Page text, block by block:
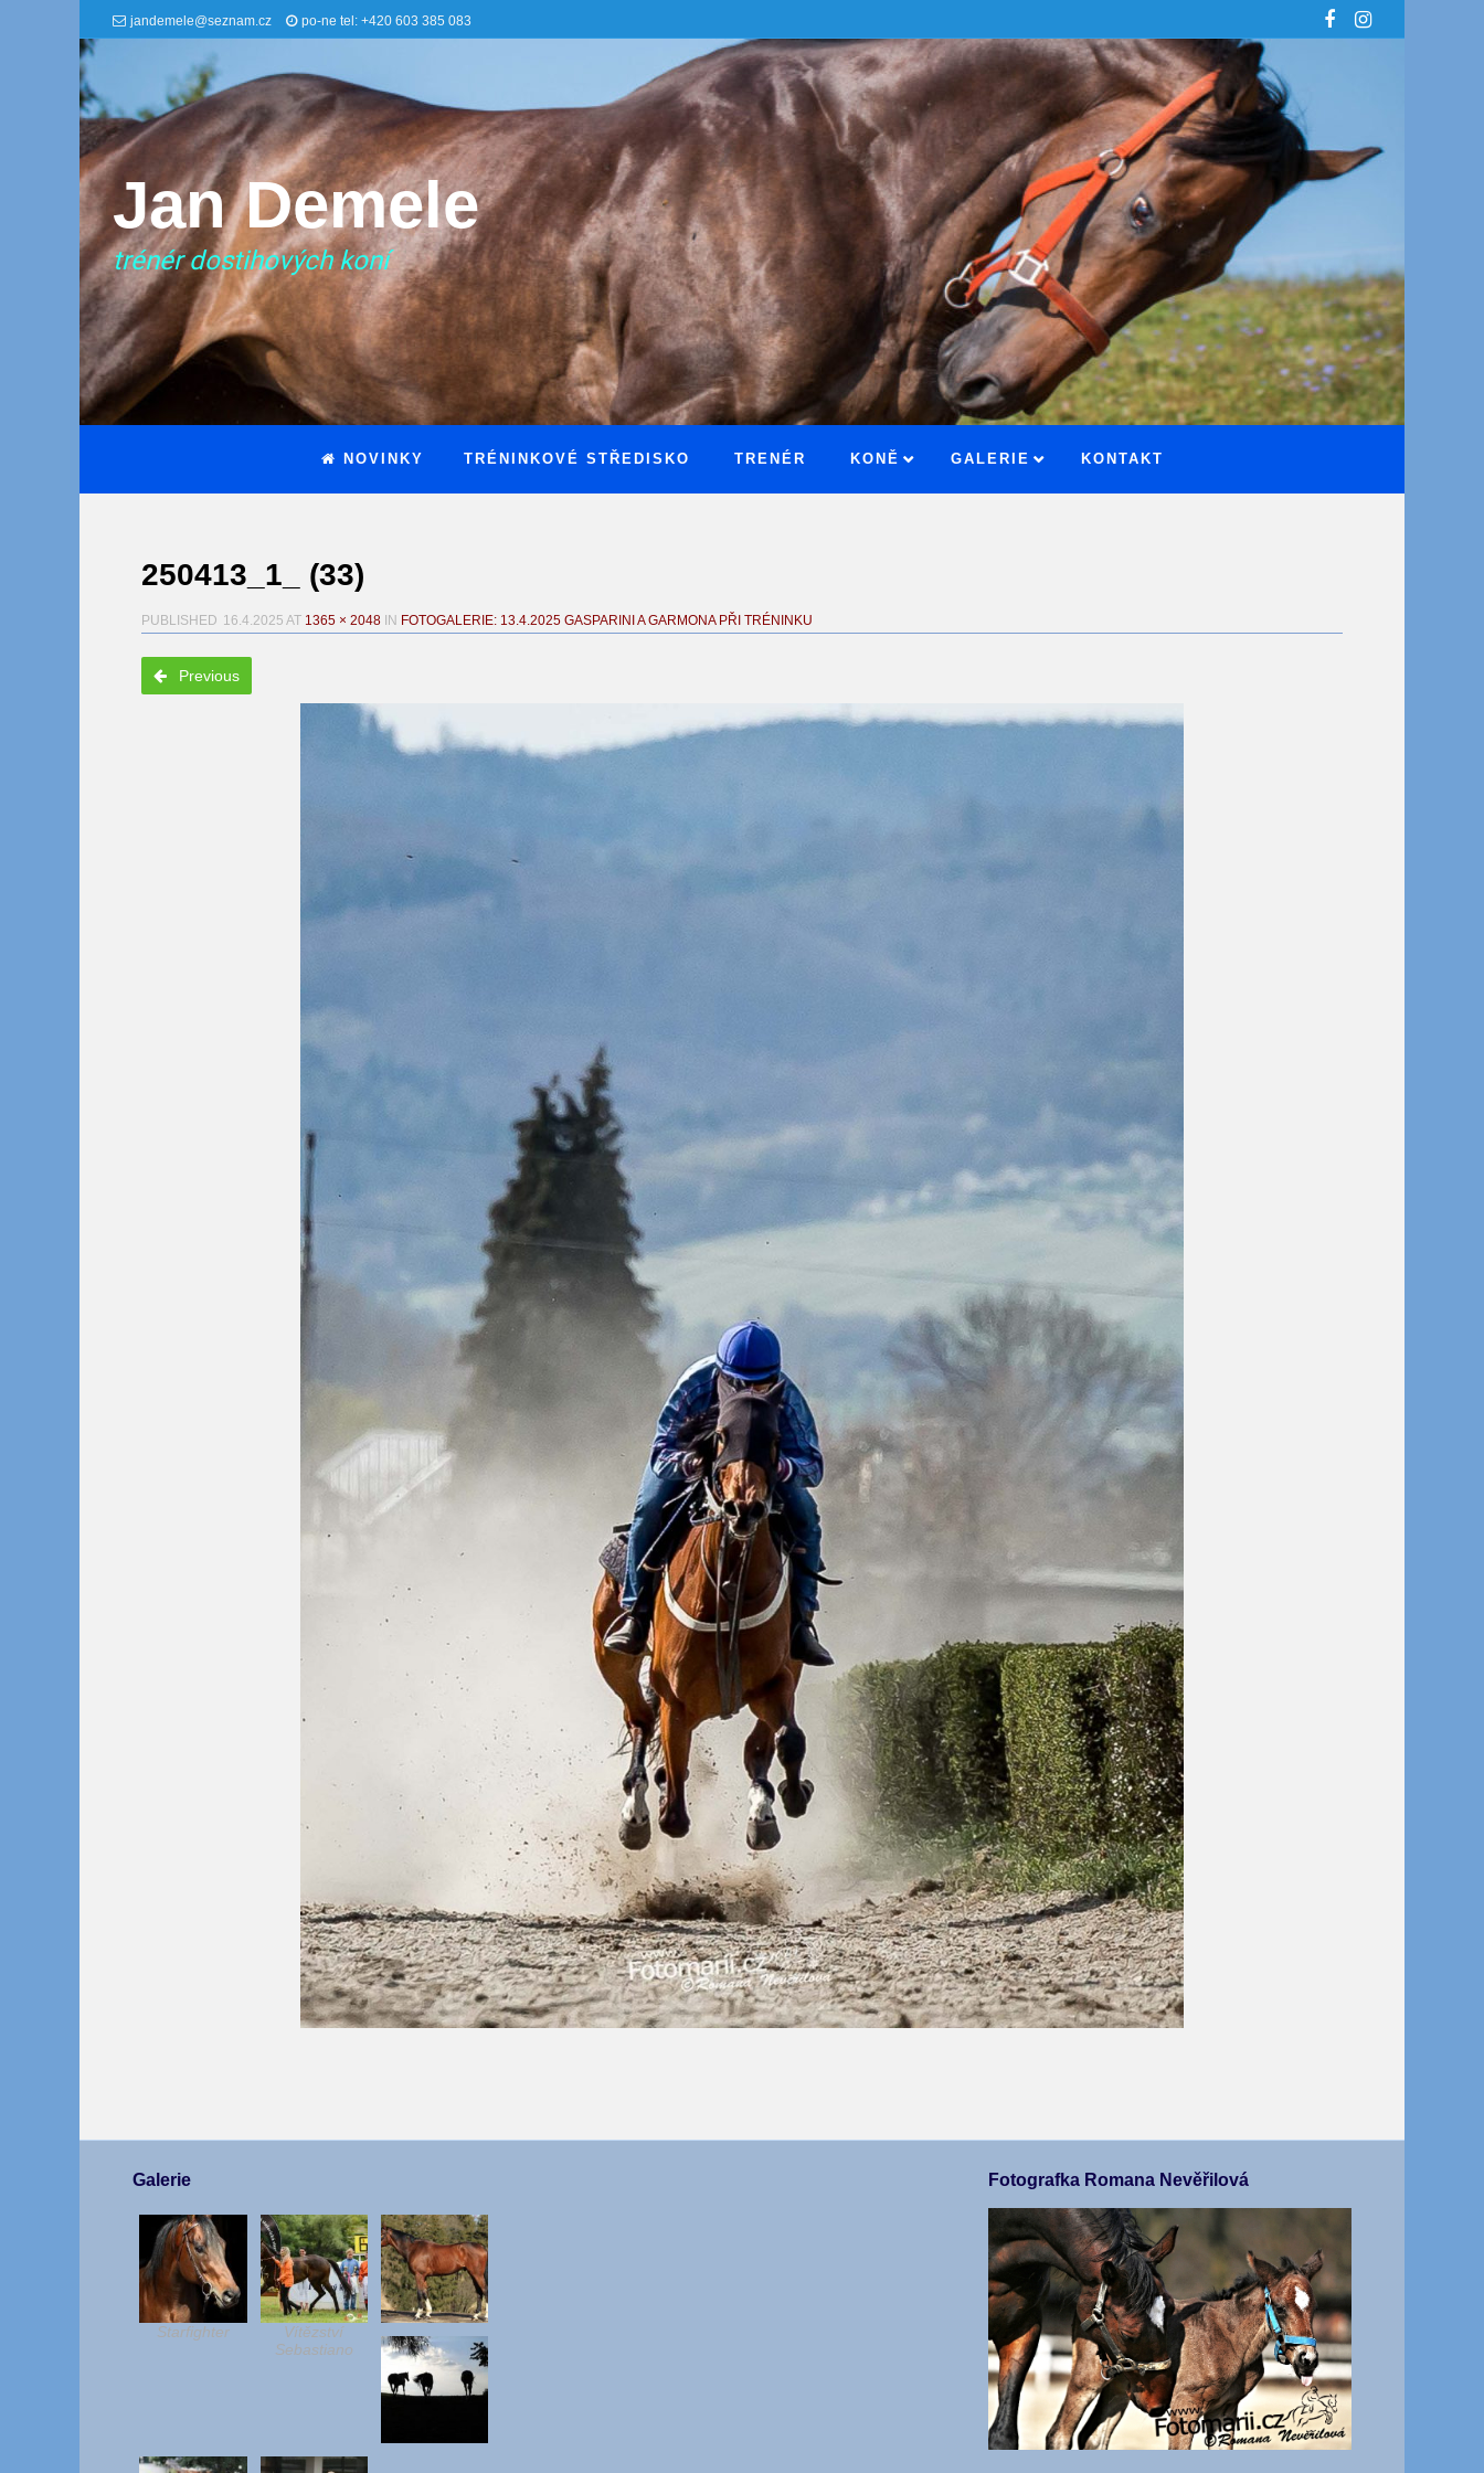
jandemele@seznam.cz po-ne tel: +420 603 385 083
Jan Demele
trénér dostihových koní
NOVINKY TRÉNINKOVÉ STŘEDISKO TRENÉR KONĚ GALERIE KONTAKT
250413_1_ (33)
PUBLISHED 16.4.2025 AT 1365 × 2048 IN FOTOGALERIE: 13.4.2025 GASPARINI A GARMONA PŘI TRÉNINKU
Previous
Galerie
Starfighter
Vítězství
Sebastiano
Fotografka Romana Nevěřilová